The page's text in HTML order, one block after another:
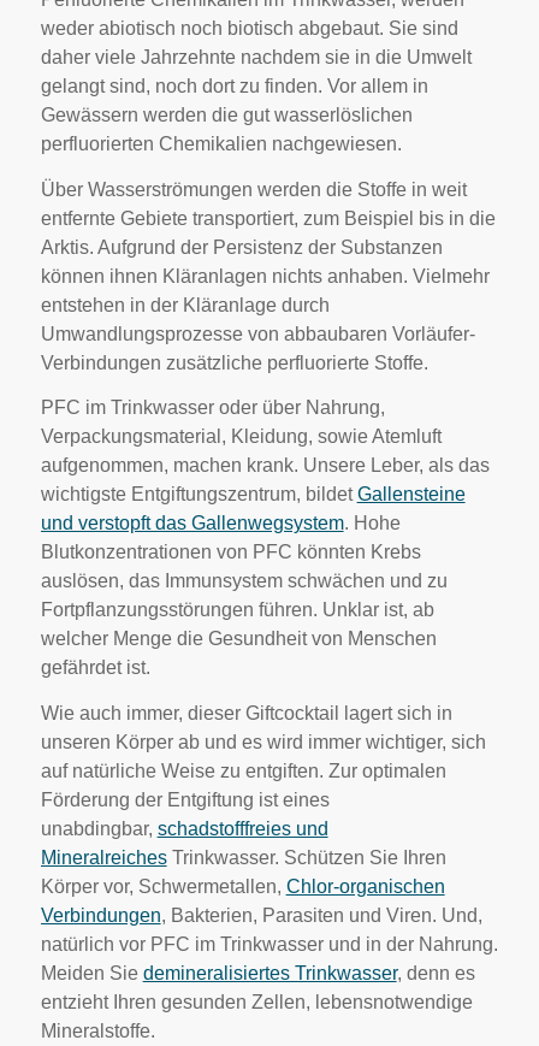
weder abiotisch noch biotisch abgebaut. Sie sind
daher viele Jahrzehnte nachdem sie in die Umwelt
gelangt sind, noch dort zu finden. Vor allem in
Gewässern werden die gut wasserlöslichen
perfluorierten Chemikalien nachgewiesen.
Über Wasserströmungen werden die Stoffe in weit
entfernte Gebiete transportiert, zum Beispiel bis in die
Arktis. Aufgrund der Persistenz der Substanzen
können ihnen Kläranlagen nichts anhaben. Vielmehr
entstehen in der Kläranlage durch
Umwandlungsprozesse von abbaubaren Vorläufer-
Verbindungen zusätzliche perfluorierte Stoffe.
PFC im Trinkwasser oder über Nahrung,
Verpackungsmaterial, Kleidung, sowie Atemluft
aufgenommen, machen krank. Unsere Leber, als das
wichtigste Entgiftungszentrum, bildetGallensteine
und verstopft das Gallenwegsystem. Hohe
Blutkonzentrationen von PFC könnten Krebs
auslösen, das Immunsystem schwächen und zu
Fortpflanzungsstörungen führen. Unklar ist, ab
welcher Menge die Gesundheit von Menschen
gefährdet ist.
Wie auch immer, dieser Giftcocktail lagert sich in
unseren Körper ab und es wird immer wichtiger, sich
auf natürliche Weise zu entgiften. Zur optimalen
Förderung der Entgiftung ist eines
unabdingbar, schadstofffreies und
MineralreichesTrinkwasser. Schützen Sie Ihren
Körper vor, Schwermetallen, Chlor-organischen
Verbindungen, Bakterien, Parasiten und Viren. Und,
natürlich vor PFC im Trinkwasser und in der Nahrung.
Meiden Sie demineralisiertes Trinkwasser, denn es
entzieht Ihren gesunden Zellen, lebensnotwendige
Mineralstoffe.